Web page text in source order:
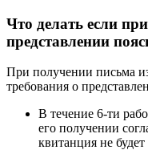
Что делать если
представлении
При получении письма
требования о
В течение 6-ти
его получении
квитанция не